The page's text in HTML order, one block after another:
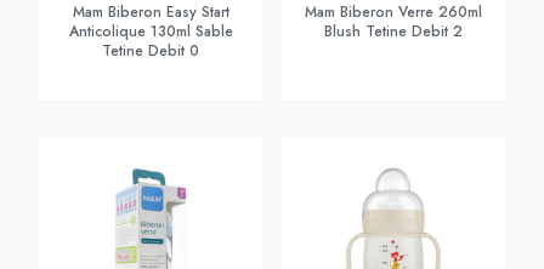
Mam Biberon Easy Start
Anticolique 130ml Sable
Tetine Debit 0
Mam Biberon Verre 260ml
Blush Tetine Debit 2